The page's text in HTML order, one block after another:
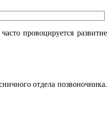
провоцируется развитие
отдела позвоночника.